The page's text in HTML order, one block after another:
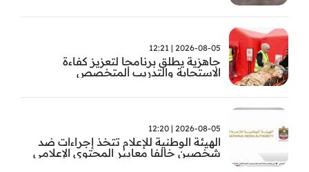
2026-08-05 | 12:21
جاهزية يطلق برنامجا لتعزيز كفاءة
الاستجابة والتدريب المتخصص
2026-08-05 | 12:20
الهيئة الوطنية للإعلام تتخذ إجراءات ضد
شخصين خالفا معايير المحتوى الإعلامي